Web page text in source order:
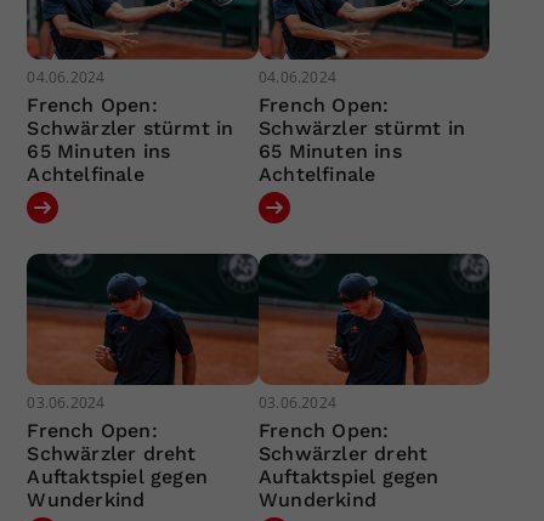
04.06.2024
French Open:
Schwärzler stürmt in
65 Minuten ins
Achtelfinale
04.06.2024
French Open:
Schwärzler stürmt in
65 Minuten ins
Achtelfinale
03.06.2024
French Open:
Schwärzler dreht
Auftaktspiel gegen
Wunderkind
03.06.2024
French Open:
Schwärzler dreht
Auftaktspiel gegen
Wunderkind